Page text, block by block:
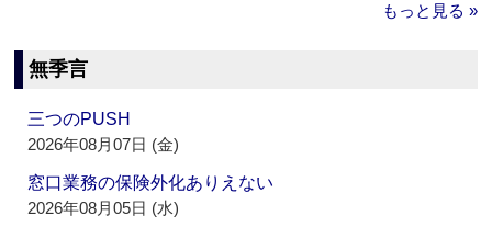
もっと見る »
無季言
三つのPUSH
2026年08月07日 (金)
窓口業務の保険外化ありえない
2026年08月05日 (水)